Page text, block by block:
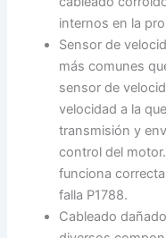
internos en la
Sensor de
más comunes
sensor de
velocidad a la
transmisión y
control del
funciona
falla P1788.
Cableado